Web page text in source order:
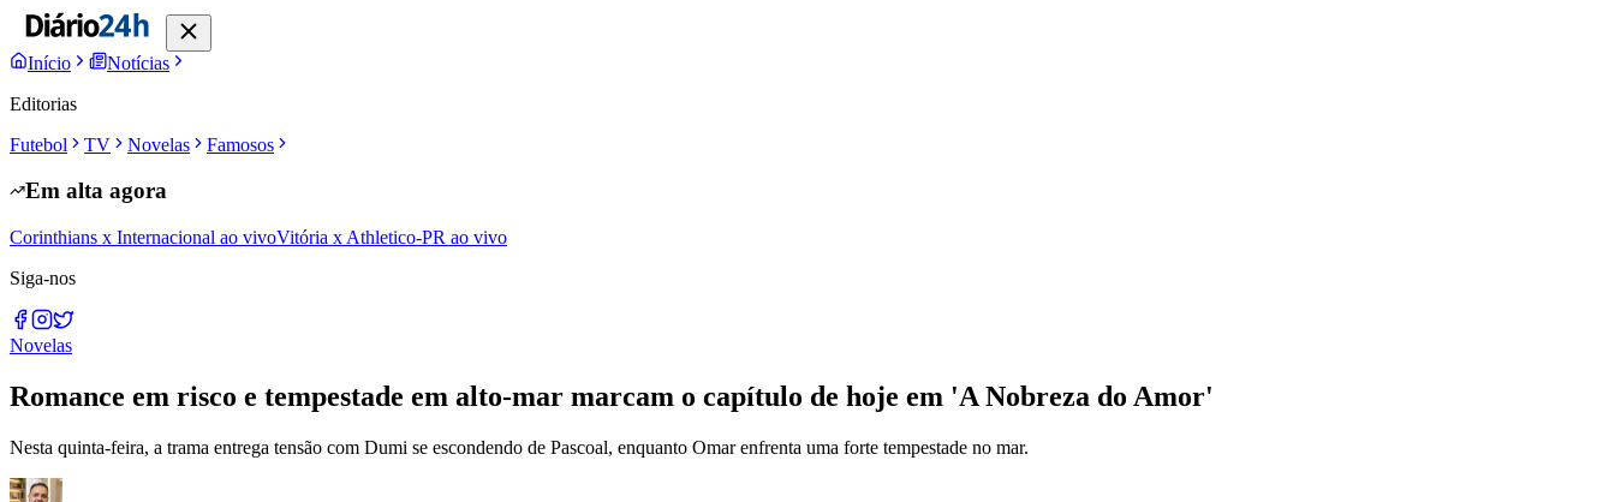
Início
Notícias
Editorias
Futebol
TV Novelas Famosos
Em alta agora
Corinthians x Internacional ao vivoVitória x Athletico-PR ao vivo
Siga-nos
Novelas
Romance em risco e tempestade em alto-mar marcam o capítulo de hoje em 'A Nobreza do Amor'
Nesta quinta-feira, a trama entrega tensão com Dumi se escondendo de Pascoal, enquanto Omar enfrenta uma forte tempestade no mar.